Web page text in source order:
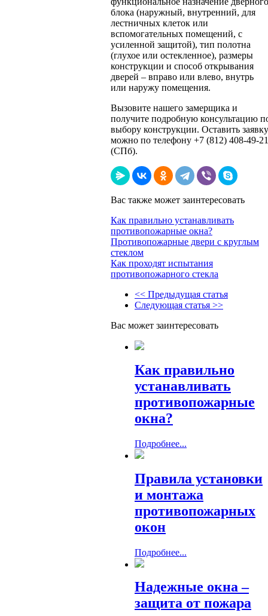
блока (наружный, внутренний, для
лестничных клеток или
вспомогательных помещений, с
усиленной защитой), тип полотна
(глухое или остекленное), размеры
конструкции и способ открывания
дверей – вправо или влево, внутрь
или наружу помещения.
Вызовите нашего замерщика и
получите подробную консультацию
выбору конструкции. Оставить заявку
можно по телефону +7 (812) 408-49-21
(СПб).
Вас также может заинтересовать
Как правильно устанавливать
противопожарные окна?
Противопожарные двери с круглым
стеклом
Как проходят испытания
противопожарного стекла
<< Предыдущая статья
Следующая статья >>
Вас может заинтересовать
Как правильно
устанавливать
противопожарные
окна?
Подробнее...
Правила установки
и монтажа
противопожарных
окон
Подробнее...
Надежные окна –
защита от пожара